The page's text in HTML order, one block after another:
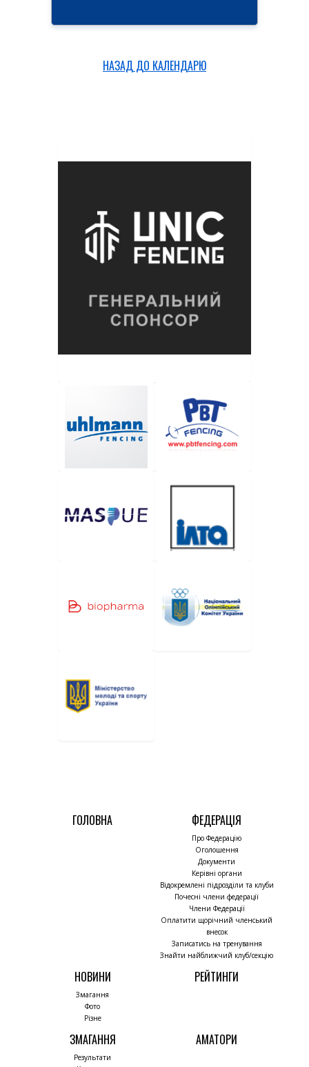
НАЗАД ДО КАЛЕНДАРЮ
ГОЛОВНА ФЕДЕРАЦІЯ
Про Федерацію
Оголошення
Документи
Керівні органи
Відокремлені підрозділи та клуби
Почесні члени федерації
Члени Федерації
Оплатити щорічний членський
внесок
Записатись на тренування
Знайти найближчий клуб/секцію
НОВИНИ
Змагання
Фото
Різне
РЕЙТИНГИ
ЗМАГАННЯ
Результати
АМАТОРИ